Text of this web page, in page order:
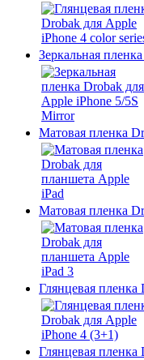
Зеркальная
Матовая пленка
Матовая пленка
Глянцевая пленка
Глянцевая пленка